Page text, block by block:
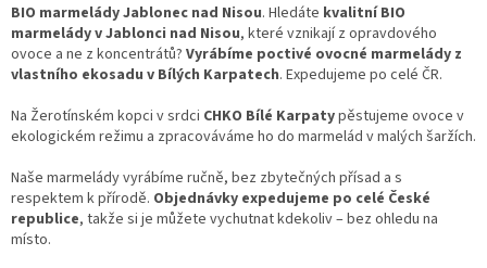
BIO marmelády Jablonec nad Nisou. Hledáte kvalitní BIO
marmelády v Jablonci nad Nisou, které vznikají z opravdového
ovoce a ne z koncentrátů? Vyrábíme poctivé ovocné marmelády z
vlastního ekosadu v Bílých Karpatech. Expedujeme po celé ČR.
Na Žerotínském kopci v srdci CHKO Bílé Karpatypěstujeme ovoce v
ekologickém režimu a zpracováváme ho do marmelád v malých šaržích.
Naše marmelády vyrábíme ručně, bez zbytečných přísad a s
respektem k přírodě. Objednávky expedujeme po celé České
republice, takže si je můžete vychutnat kdekoliv – bez ohledu na
místo.